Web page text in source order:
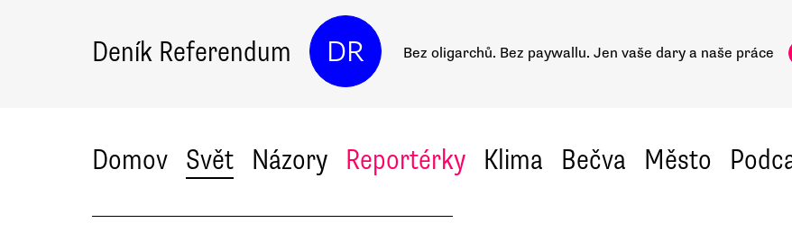
Deník Referendum DR Bez oligarchů. Bez paywallu. Jen vaše dary a naše práce
Domov Svět Názory Reportérky Klima Bečva Město